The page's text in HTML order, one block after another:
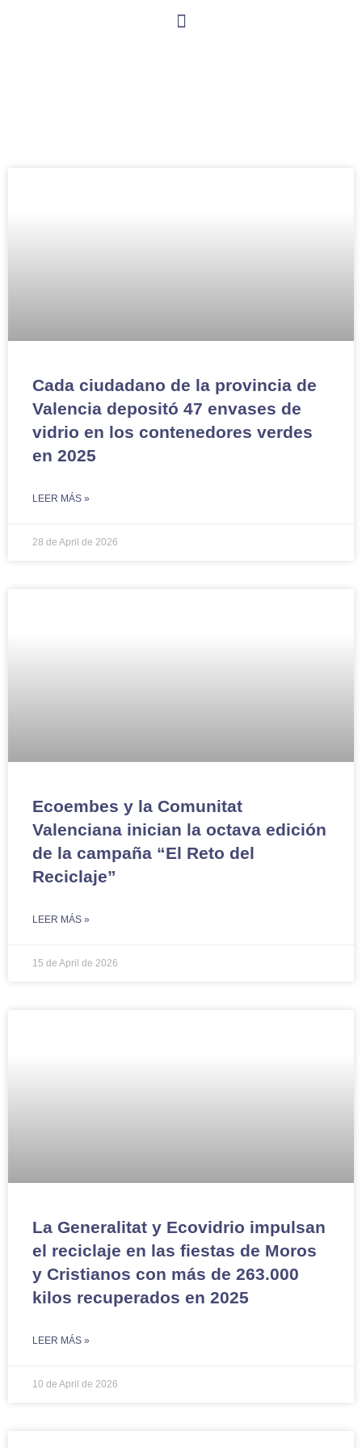
Cada ciudadano de la provincia de
Valencia depositó 47 envases de
vidrio en los contenedores verdes
en 2025
LEER MÁS »
28 de April de 2026
Ecoembes y la Comunitat
Valenciana inician la octava edición
de la campaña “El Reto del
Reciclaje”
LEER MÁS »
15 de April de 2026
La Generalitat y Ecovidrio impulsan
el reciclaje en las fiestas de Moros
y Cristianos con más de 263.000
kilos recuperados en 2025
LEER MÁS »
10 de April de 2026